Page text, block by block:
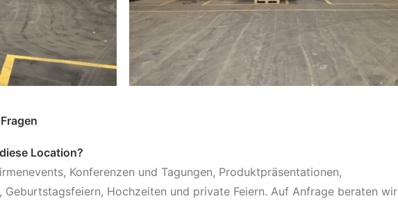
Location?
Konferenzen und Tagungen, Produktpräsentationen,
Geburtstagsfeiern, Hochzeiten und private Feiern. Auf Anfrage beraten wir